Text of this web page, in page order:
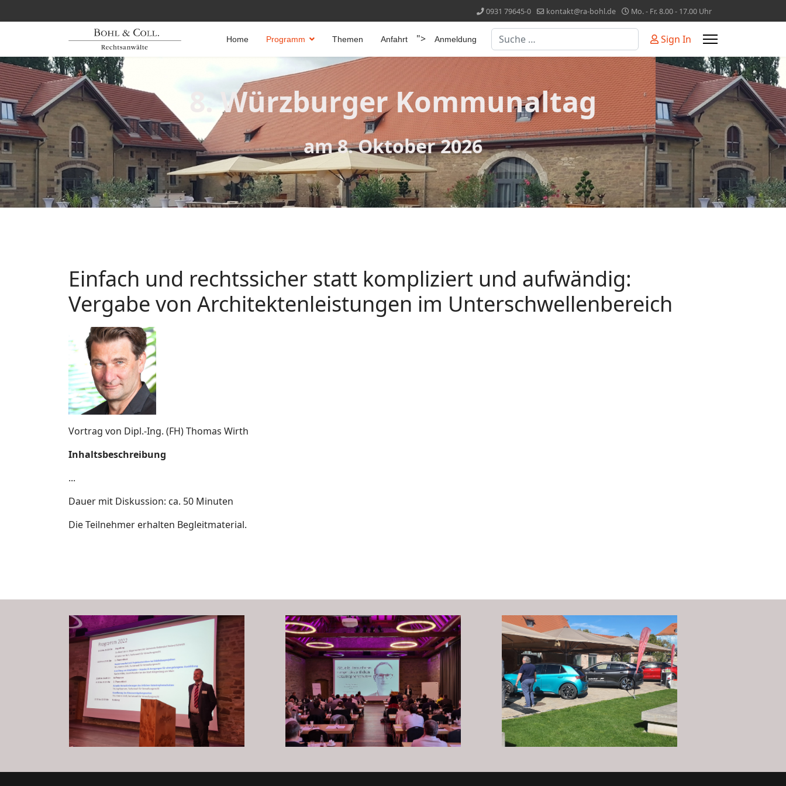
0931 79645-0 kontakt@ra-bohl.de Mo. - Fr. 8.00 - 17.00 Uhr
Home Programm Themen Anfahrt "> Anmeldung
Suchen
Type 2 or more characters for results.
Sign In
8. Würzburger Kommunaltag
am 8. Oktober 2026
Einfach und rechtssicher statt kompliziert und aufwändig:
Vergabe von Architektenleistungen im Unterschwellenbereich
Vortrag von Dipl.-Ing. (FH) Thomas Wirth
Inhaltsbeschreibung
...
Dauer mit Diskussion: ca. 50 Minuten
Die Teilnehmer erhalten Begleitmaterial.